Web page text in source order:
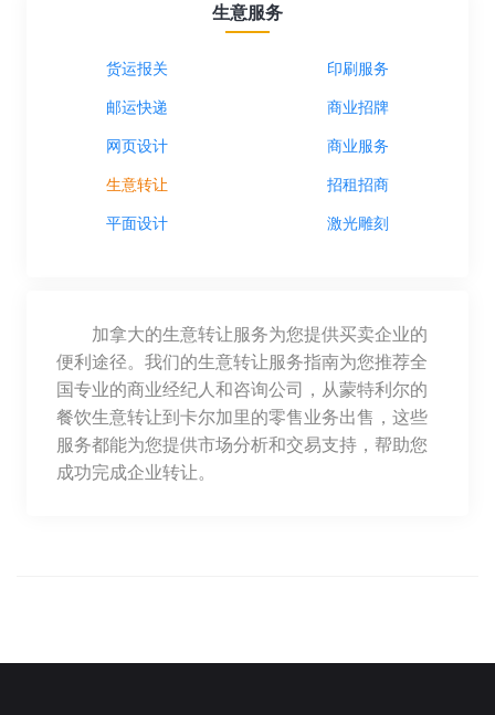
生意服务
货运报关 印刷服务
邮运快递 商业招牌
网页设计 商业服务
生意转让 招租招商
平面设计 激光雕刻
加拿大的生意转让服务为您提供买卖企业的
便利途径。我们的生意转让服务指南为您推荐全
国专业的商业经纪人和咨询公司，从蒙特利尔的
餐饮生意转让到卡尔加里的零售业务出售，这些
服务都能为您提供市场分析和交易支持，帮助您
成功完成企业转让。